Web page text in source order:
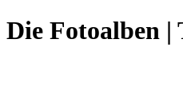
Die Fotoalben |